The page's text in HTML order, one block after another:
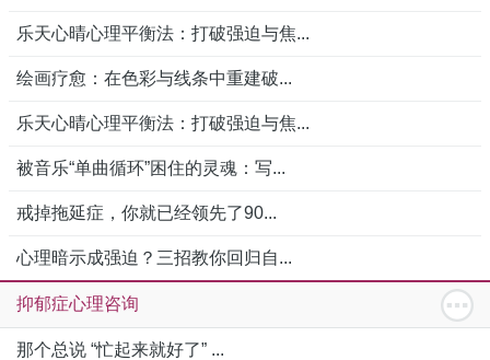
乐天心晴心理平衡法：打破强迫与焦...
绘画疗愈：在色彩与线条中重建破...
乐天心晴心理平衡法：打破强迫与焦...
被音乐“单曲循环”困住的灵魂：写...
戒掉拖延症，你就已经领先了90...
心理暗示成强迫？三招教你回归自...
抑郁症心理咨询
那个总说 “忙起来就好了” ...